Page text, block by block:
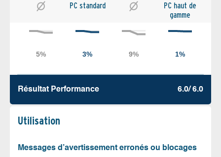
PC standard
PC haut de
gamme
Résultat Performance 6.0/ 6.0
Utilisation
Messages d’avertissement erronés ou blocages